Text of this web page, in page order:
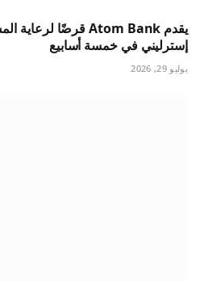
إسترليني في خمسة أسابيع
يوليو 29, 2026